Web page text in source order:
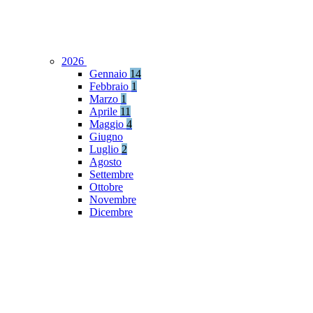
2026
Gennaio 14
Febbraio 1
Marzo 1
Aprile 11
Maggio 4
Giugno
Luglio 2
Agosto
Settembre
Ottobre
Novembre
Dicembre